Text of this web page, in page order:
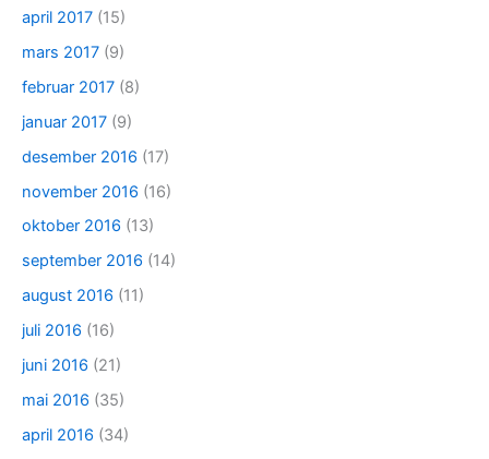
april 2017 (15)
mars 2017 (9)
februar 2017 (8)
januar 2017 (9)
desember 2016 (17)
november 2016 (16)
oktober 2016 (13)
september 2016 (14)
august 2016 (11)
juli 2016 (16)
juni 2016 (21)
mai 2016 (35)
april 2016 (34)